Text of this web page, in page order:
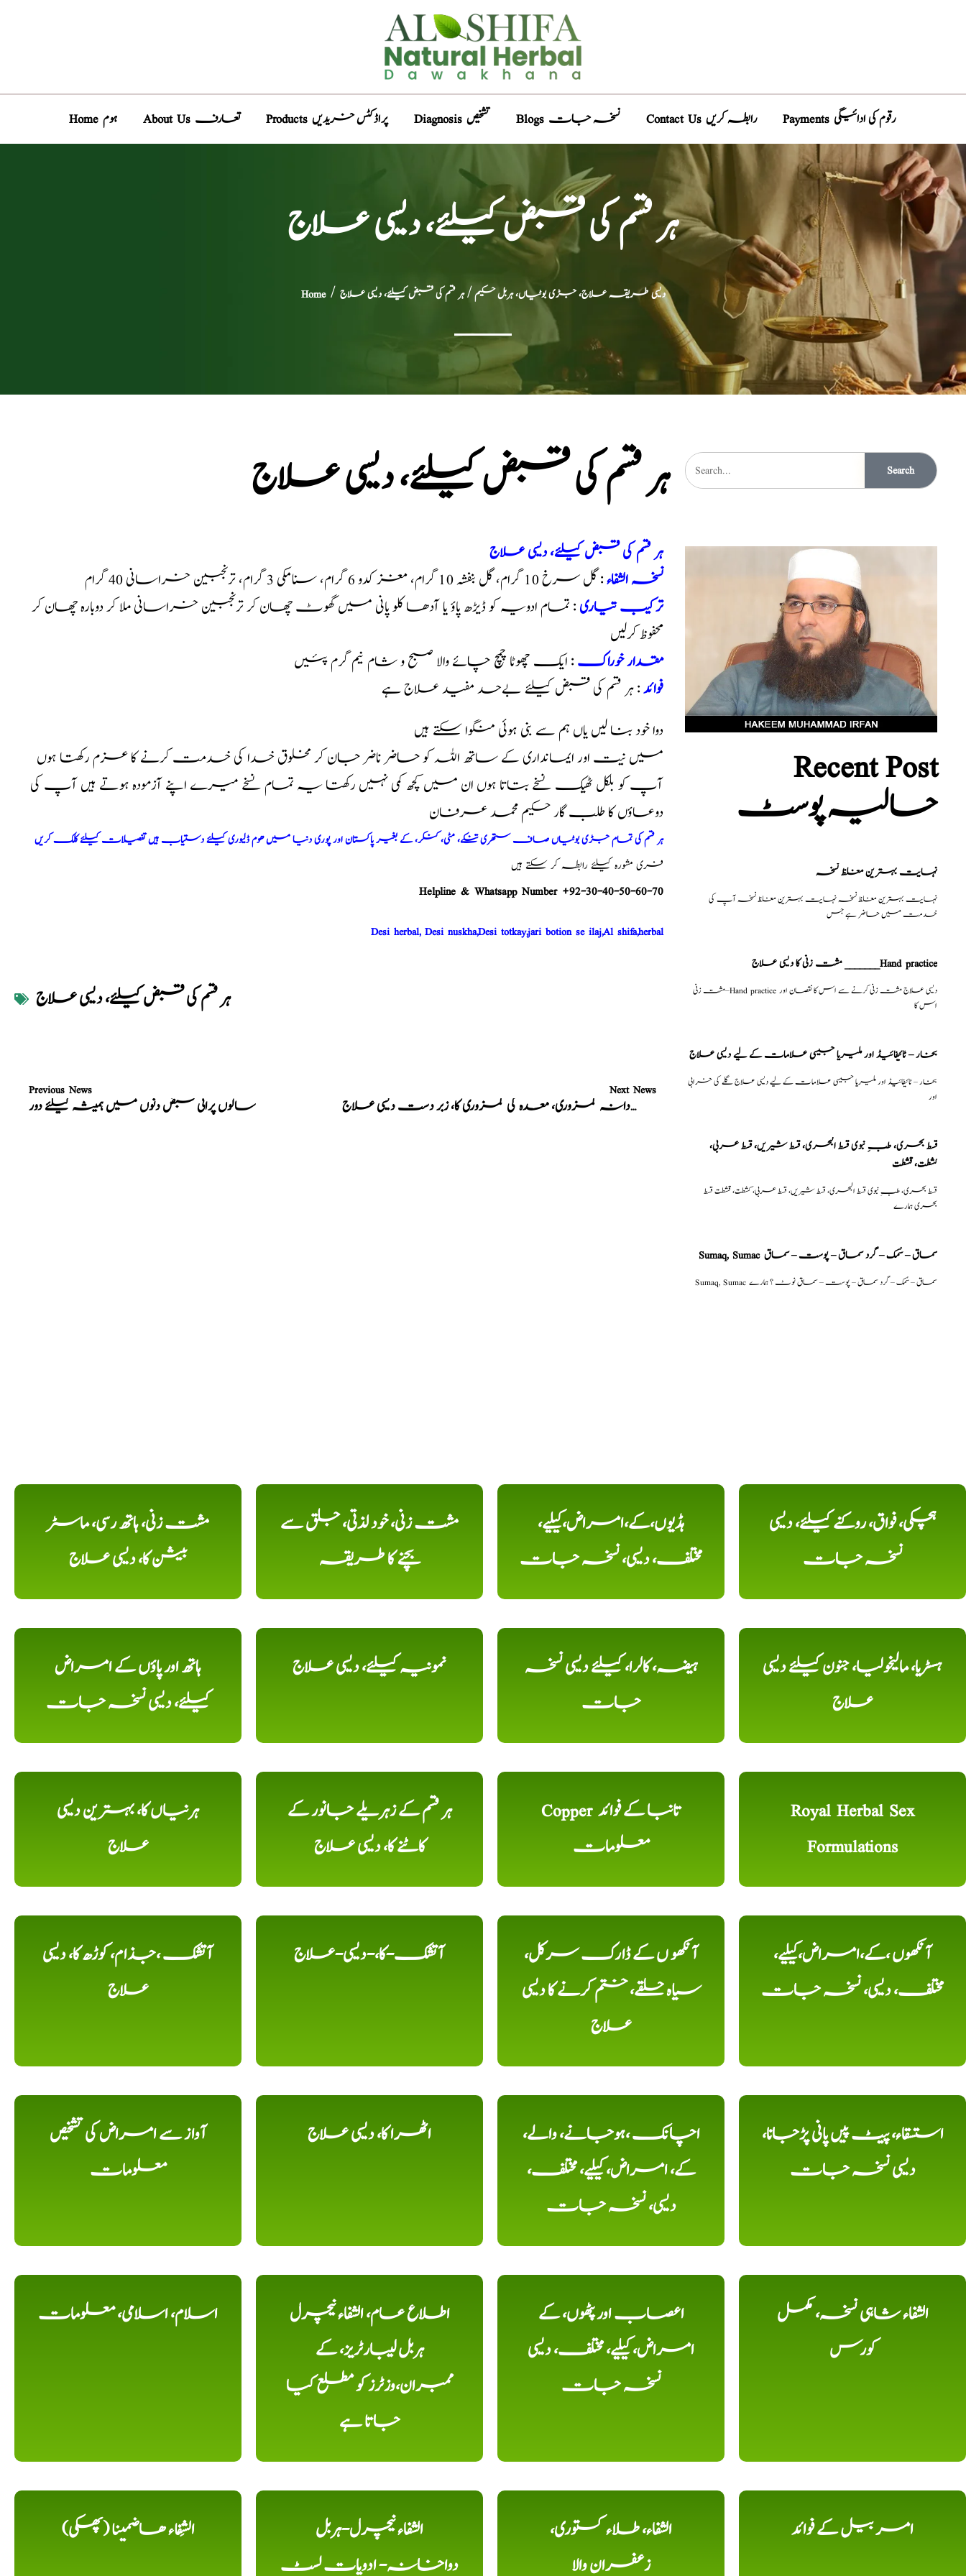
Home ہوم About Us تعارف Products پراڈکٹس خریدیں Diagnosis تشخیص Blogs نسخہ جات Contact Us رابطہ کریں Payments رقوم کی ادائیگی
ہر قسم کی قبض کیلئے، دیسی علاج
Home/ دیسی طریقہ علاج، جڑی بوٹیاں، ہربل حکیم/ ہر قسم کی قبض کیلئے، دیسی علاج
ہر قسم کی قبض کیلئے، دیسی علاج
ہر قسم کی قبض کیلئے، دیسی علاج
نسخہ الشفاء: گل سرخ 10 گرام، گل بنفشہ 10 گرام، مغز کدو 6 گرام، سنامکی 3 گرام، ترنجبین خراسانی 40 گرام
ترکیب تیاری: تمام ادویہ کو ڈیڑھ پاؤ یا آدھا کلو پانی میں گھوٹ چھان کر ترنجبین خراسانی ملا کر دوبارہ چھان کر
محفوظ کرلیں
مقدار خوراک: ایک چھوٹا چمچ چائے والا صبح و شام نیم گرم پئیں
فوائد: ہر قسم کی قبض کیلئے بےحد مفید علاج ہے
دوا خود بنا لیں یاں ہم سے بنی ہوئی منگوا سکتے ہیں
میں نیت اور ایمانداری کے ساتھ اللہ کو حاضر ناضر جان کر مخلوق خدا کی خدمت کرنے کا عزم رکھتا ہوں
آپ کو بلکل ٹھیک نسخے بتاتا ہوں ان میں کچھ کمی نہیں رکھتا یہ تمام نسخے میرے اپنے آزمودہ ہوتے ہیں آپ کی
دوعاؤں کا طلب گار حکیم محمد عرفان
ہر قسم کی تمام جڑی بوٹیاں صاف ستھری تنکے، مٹی، کنکر، کے بغیر پاکستان اور پوری دنیا میں ھوم ڈلیوری کیلئے دستیاب ہیں تفصیلات کیلئے کلک کریں
فری مشورہ کیلئے رابطہ کر سکتے ہیں
Helpline & Whatsapp Number +92-30-40-50-60-70
Desi herbal, Desi nuskha,Desi totkay,jari botion se ilaj,Al shifa,herbal
ہر قسم کی قبض کیلئے، دیسی علاج
Previous News
سالوں پرانی قبض دنوں میں ہمیشہ کیلئے دور
Next News
مردانہ کمزوری، معدہ کی کمزوری کا، زبر دست دیسی علاج
Search
Recent Post
حالیہ پوسٹ
نہایت بہترین مغلظ نسخہ
نہایت بہترین مغلظ نسخہ نہایت بہترین مغلظ نسخہ آپ کی
خدمت میں حاضر ہے جس
مشت زنی کا دیسی علاج _______Hand practice
مشت زنی–Hand practice دیسی علاج مشت زنی کرنے سے اس کا نقصان اور
اس کا
بخار – ٹائیفائیڈ اور ملیریا جیسی علامات کے لیے دیسی علاج
بخار – ٹائیفائیڈ اور ملیریا جیسی علامات کے لیے دیسی علاج گلے کی خرابی
اور
قسط بحری، طبِ نبوی قسط البحری، قسط شیریں، قسط عربی،
كشطت، قشطت
بحری ہمارے
Sumaq, Sumac سماق – سُمک – گرد سماق – پوست – سماق
Sumaq, Sumac سماق – سُمک – گرد سماق – پوست – سماق نوٹ ؟ ہمارے
مشت زنی، ہاتھ رسی، ماسٹر
بیشن کا، دیسی علاج
مشت زنی، خود لذتی، جلق سے
بچنے کا طریقہ
ہڈیوں،کے،امراض،کیلیے،
مختلف، دیسی، نسخہ جات
ہچکی، فواق، روکنے کیلئے، دیسی
نسخہ جات
ہاتھ اور پاؤں کے امراض
کیلئے، دیسی نسخہ جات
نمونیہ کیلئے، دیسی علاج
ہیضہ، کالرا، کیلئے دیسی نسخہ
جات
ہسٹریا، مالیخولیا، جنون کیلئے دیسی
علاج
ہرنیاں کا، بہترین دیسی
علاج
ہر قسم کے زہریلے جانور کے
کاٹنے کا، دیسی علاج
Copper تانبا کے فوائد
معلومات
Royal Herbal Sex
Formulations
آتشک ،جذام، کوڑھ کا، دیسی
علاج
آتشک-کا،-دیسی-علاج
آنکھو ں کے ڈارک سرکل،
سیاہ حلقے، ختم کرنے کا دیسی
علاج
آنکھوں ،کے،امراض،کیلیے،
مختلف، دیسی، نسخہ جات
آواز سے امراض کی تشخیص
معلومات
اٹھرا کا، دیسی علاج
اچانک ،ہوجانے، والے،
کے، امراض، کیلیے، مختلف،
دیسی، نسخہ جات
استسقاء، پیٹ پیں پانی پڑجانا،
دیسی نسخہ جات
اسلام، اسلامی، معلومات
اطلاع عام، الشفاء نیچرل
ہربل لیبارٹریز، کے
ممبران،وزٹرز کو مطلع کیا
جاتا ہے
اعصاب اور پٹھوں، کے
امراض، کیلیے، مختلف، دیسی
نسخہ جات
الشفاء شاہی نسخہ، مکمل
کورس
الشِفاء ھاضمینا (پھکی)
الشفاء نیچرل-ہربل
دواخانہ- ادویات لسٹ
الشفاء، طلاء کستوری،
زعفران والا
امر بیل کے فوائد